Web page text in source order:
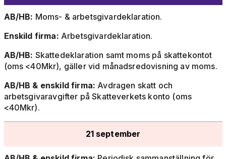
AB/HB: Moms- & arbetsgivardeklaration.
Enskild firma: Arbetsgivardeklaration.
AB/HB: Skattedeklaration samt moms på skattekontot
(oms <40Mkr), gäller vid månadsredovisning av moms.
AB/HB & enskild firma: Avdragen skatt och
arbetsgivaravgifter på Skatteverkets konto (oms
<40Mkr).
21 september